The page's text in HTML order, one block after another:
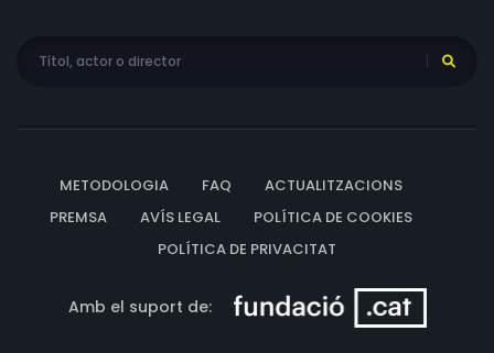
METODOLOGIA FAQ
ACTUALITZACIONS
PREMSA
AVÍS LEGAL
POLÍTICA DE COOKIES
POLÍTICA DE PRIVACITAT
Amb el suport de: